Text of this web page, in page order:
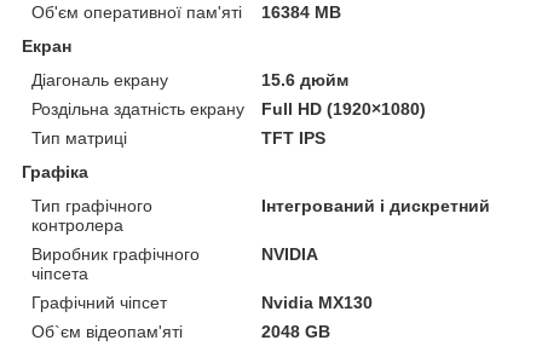
Об'єм оперативної пам'яті
16384 MB
Екран
Діагональ екрану
15.6 дюйм
Роздільна здатність екрану
Full HD (1920×1080)
Тип матриці
TFT IPS
Графіка
Тип графічного
контролера
Інтегрований і дискретний
Виробник графічного
чіпсета
NVIDIA
Графічний чіпсет
Nvidia MX130
Об`єм відеопам'яті
2048 GB